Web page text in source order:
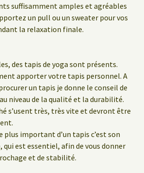
suffisamment amples et agréables
un pull ou un sweater pour vos
la relaxation finale.
des tapis de yoga sont présents.
apporter votre tapis personnel. A
un tapis je donne le conseil de
niveau de la qualité et la durabilité.
s’usent très, très vite et devront être
plus important d’un tapis c’est son
est essentiel, afin de vous donner
et de stabilité.